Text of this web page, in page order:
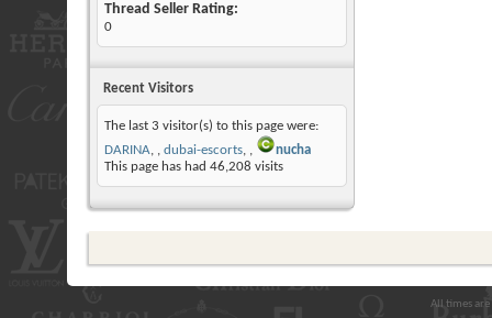
Thread Seller Rating:
0
Recent Visitors
The last 3 visitor(s) to this page were:
DARINA, dubai-escorts,
nucha
This page has had 46,208 visits
All times